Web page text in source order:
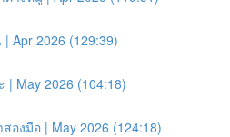
Apr 2026 (129:39)
| May 2026 (104:18)
องมือ | May 2026 (124:18)